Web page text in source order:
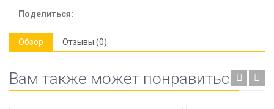
Поделиться:
Обзор Отзывы (0)
Вам также может понравиться